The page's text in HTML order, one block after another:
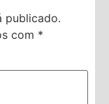
publicado.
com *